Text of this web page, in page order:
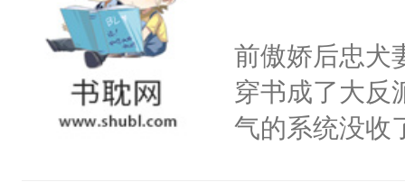
卫天还没亮，
腰：“陛下，
不好了！”“那
朝，一个从未
为三种性别。
构与男子相同
了一颗红色
前傲娇后忠犬
穿书成了大反
气的系统没收